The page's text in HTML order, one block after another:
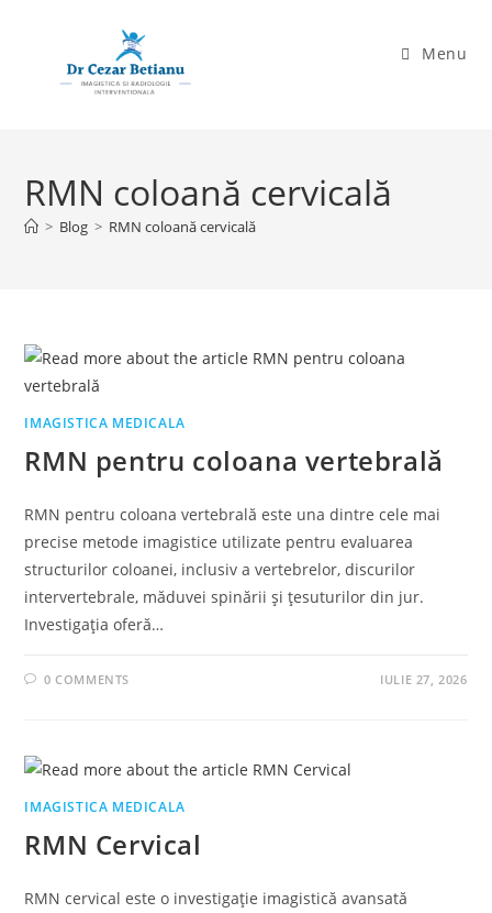
Menu
RMN coloană cervicală
> Blog > RMN coloană cervicală
IMAGISTICA MEDICALA
RMN pentru coloana vertebrală
RMN pentru coloana vertebrală este una dintre cele mai
precise metode imagistice utilizate pentru evaluarea
structurilor coloanei, inclusiv a vertebrelor, discurilor
intervertebrale, măduvei spinării și țesuturilor din jur.
Investigația oferă…
0 COMMENTS IULIE 27, 2026
IMAGISTICA MEDICALA
RMN Cervical
RMN cervical este o investigație imagistică avansată